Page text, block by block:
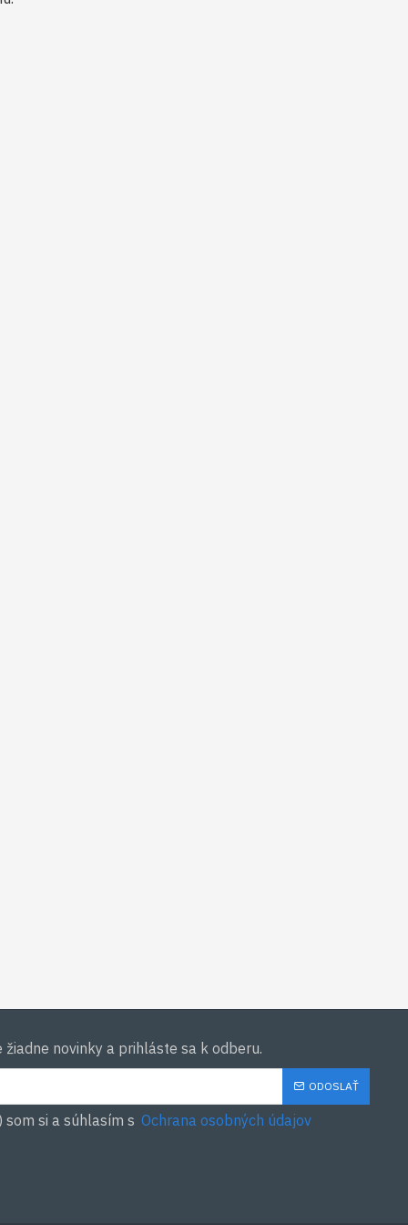
novinky a prihláste sa k odberu.
ODOSLAŤ
som si a súhlasím s Ochrana osobných údajov